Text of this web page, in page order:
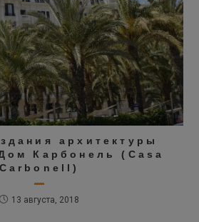
архитектуры
Карбонель (Casa
Carbonell)
13 августа, 2018